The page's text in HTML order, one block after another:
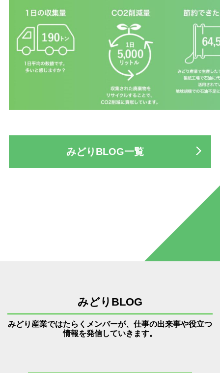
みどりBLOG一覧
みどりBLOG
みどり産業ではたらくメンバーが、仕事の出来事や役立つ
情報を発信していきます。